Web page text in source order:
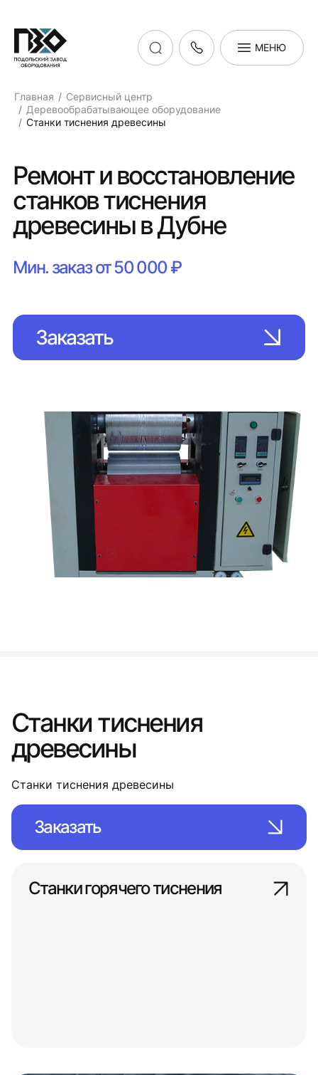
МЕНЮ
Главная
Сервисный центр
Деревообрабатывающее оборудование
Станки тиснения древесины
Ремонт и восстановление
станков тиснения
древесины в Дубне
Мин. заказ от 50 000 ₽
Заказать
Станки тиснения
древесины
Станки тиснения древесины
Заказать
Станки горячего тиснения